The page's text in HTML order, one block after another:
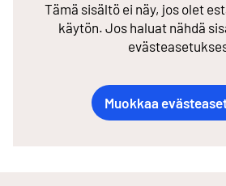
Tämä sisältö ei näy, jos olet
käytön. Jos haluat nähdä
Muokkaa